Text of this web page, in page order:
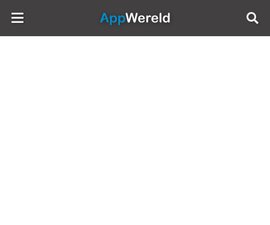
AppWereld